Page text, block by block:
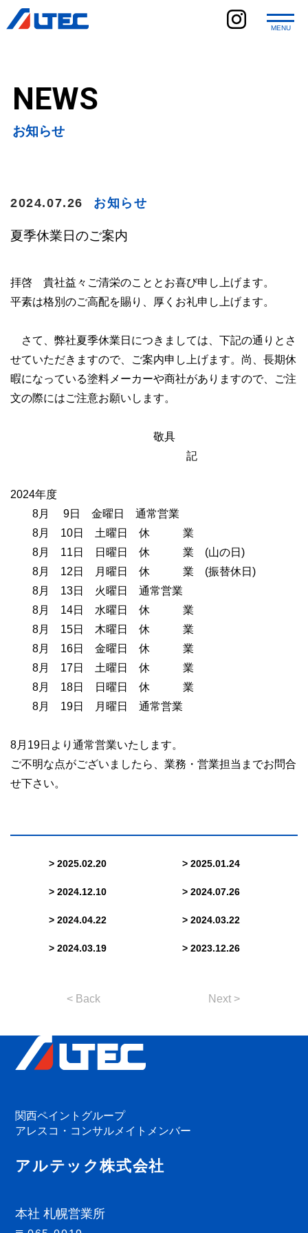
MENU
当社の強み
お知らせ
採用情報
Instagram
アルテック株式会社
NEWS
お知らせ
2024.07.26 お知らせ
夏季休業日のご案内
拝啓 貴社益々ご清栄のこととお喜び申し上げます。
平素は格別のご高配を賜り、厚くお礼申し上げます。
さて、弊社夏季休業日につきましては、下記の通りとさ
せていただきますので、ご案内申し上げます。尚、長期休
暇になっている塗料メーカーや商社がありますので、ご注
文の際にはご注意お願いします。
敬具
記
2024年度
8月 9日 金曜日 通常営業
8月 10日 土曜日 休 業
8月 11日 日曜日 休 業 (山の日)
8月 12日 月曜日 休 業 (振替休日)
8月 13日 火曜日 通常営業
8月 14日 水曜日 休 業
8月 15日 木曜日 休 業
8月 16日 金曜日 休 業
8月 17日 土曜日 休 業
8月 18日 日曜日 休 業
8月 19日 月曜日 通常営業
8月19日より通常営業いたします。
ご不明な点がございましたら、業務・営業担当までお問合
せ下さい。
> 2025.02.20 > 2025.01.24
> 2024.12.10 > 2024.07.26
> 2024.04.22 > 2024.03.22
> 2024.03.19 > 2023.12.26
< Back Next >
関西ペイントグループ
アレスコ・コンサルメイトメンバー
アルテック株式会社
本社 札幌営業所